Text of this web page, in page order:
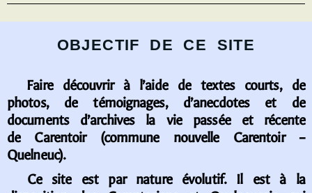
OBJECTIF DE CE SITE
Faire découvrir à l’aide de textes courts, de
photos, de témoignages, d’anecdotes et de
documents d’archives la vie passée et récente
de Carentoir (commune nouvelle Carentoir –
Quelneuc).
Ce site est par nature évolutif. Il est à la